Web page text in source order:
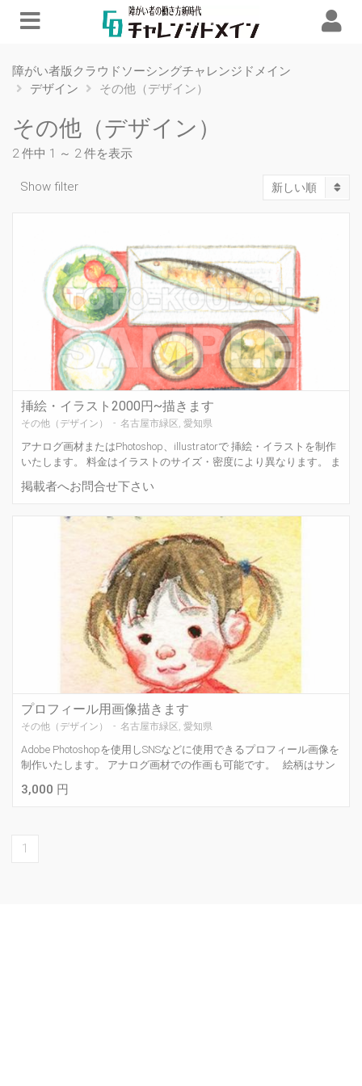
障がい者版クラウドソーシングチャレンジドメイン
デザイン
その他（デザイン）
その他（デザイン）
2 件中 1 ～ 2 件を表示
Show filter 新しい順
挿絵・イラスト2000円~描きます
その他（デザイン） - 名古屋市緑区, 愛知県
アナログ画材またはPhotoshop、illustratorで 挿絵・イラストを制作
いたします。 料金はイラストのサイズ・密度により異なります。 ま
ずはお気軽にご相談ください。 絵柄はサンプル画像をご参考下さ
い。 [商品名] 挿絵・イラスト フルカラー &n...
掲載者へお問合せ下さい
プロフィール用画像描きます
その他（デザイン） - 名古屋市緑区, 愛知県
Adobe Photoshopを使用しSNSなどに使用できるプロフィール画像を
制作いたします。 アナログ画材での作画も可能です。 絵柄はサン
ー [点数] 1点 &n...
3,000 円
1